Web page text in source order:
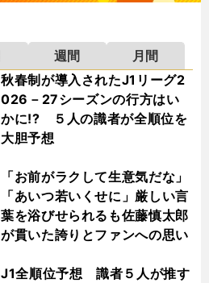
週間
月間
秋春制が導入されたJ1リーグ2
026－27シーズンの行方はい
かに!? ５人の識者が全順位を
大胆予想
「お前がラクして生意気だな」
「あいつ若いくせに」厳しい言
葉を浴びせられるも佐藤慎太郎
が貫いた誇りとファンへの思い
J1全順位予想 識者５人が推す